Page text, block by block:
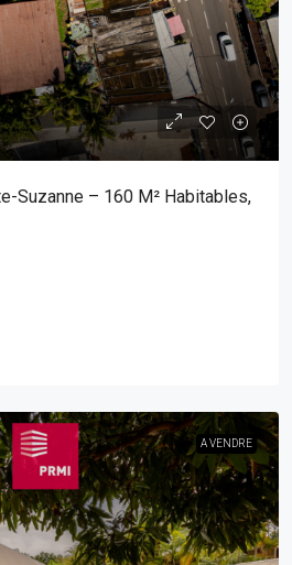
Suzanne – 160 M² Habitables,
A VENDRE